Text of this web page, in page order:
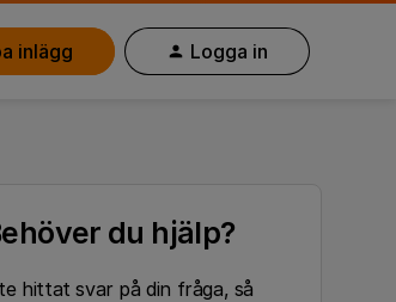
inlägg Logga in
du hjälp?
hittat svar på din fråga, så